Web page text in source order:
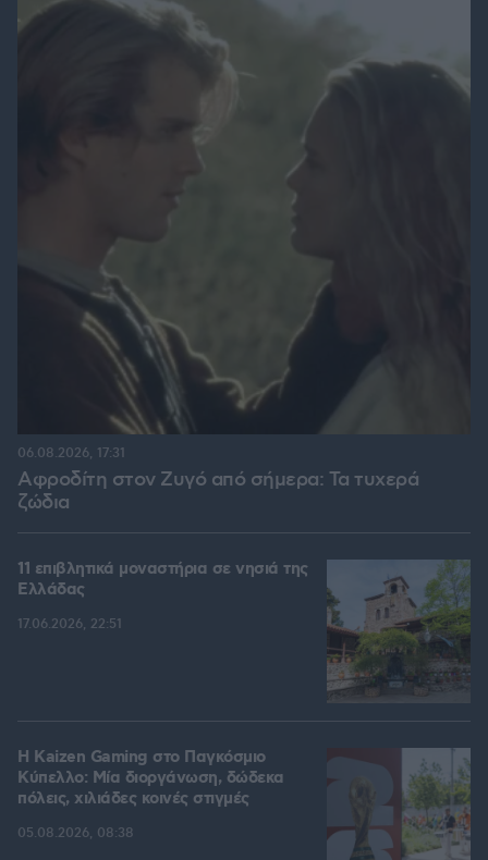
Αφροδίτη στον Ζυγό από σήμερα: Τα τυχερά
ζώδια
06.08.2026, 17:31
11 επιβλητικά μοναστήρια σε νησιά της
Ελλάδας
17.06.2026, 22:51
H Kaizen Gaming στο Παγκόσμιο
Kύπελλο: Μία διοργάνωση, δώδεκα
πόλεις, χιλιάδες κοινές στιγμές
05.08.2026, 08:38